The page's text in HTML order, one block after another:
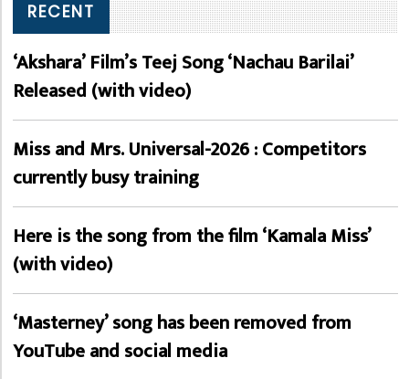
RECENT
‘Akshara’ Film’s Teej Song ‘Nachau Barilai’
Released (with video)
Miss and Mrs. Universal-2026 : Competitors
currently busy training
Here is the song from the film ‘Kamala Miss’
(with video)
‘Masterney’ song has been removed from
YouTube and social media